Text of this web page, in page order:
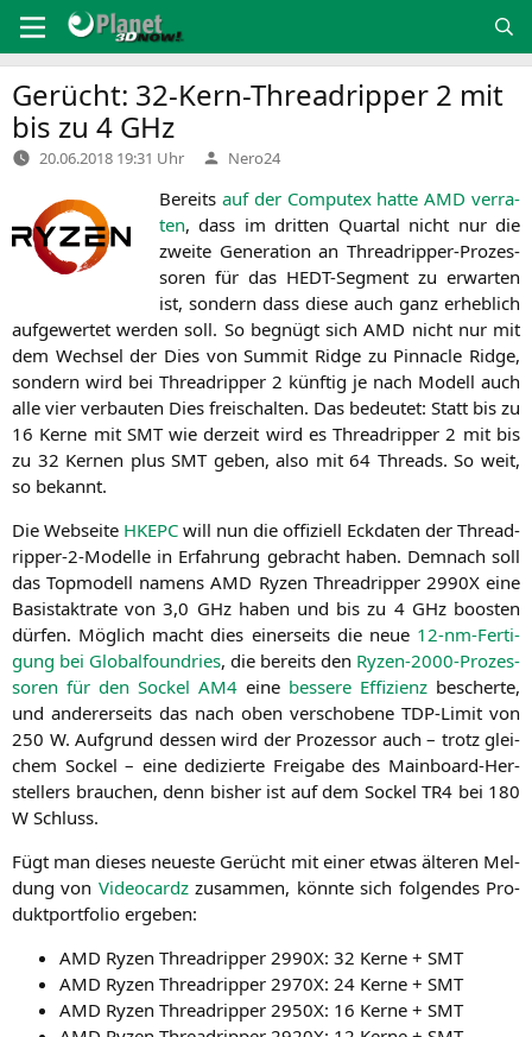
Inhalt
springen
Gerücht: 32-Kern-Threadripper 2 mit
bis zu 4 GHz
20.06.2018 19:31 Uhr Verfasst
von
Nero24
Bereits auf der Com­putex hat­teAMD ver­ra­
ten, dass im drit­ten Quar­tal nicht nur die
zwei­te Gene­ra­ti­on an Thre­ad­rip­per-Pro­zes­
so­ren für das HEDT-Seg­ment zu erwar­ten
ist, son­dern dass die­se auch ganz erheb­lich
auf­ge­wer­tet wer­den soll. So begnügt sichAMD nicht nur mit
dem Wech­sel der Dies von Sum­mit Ridge zu Pin­na­cle Ridge,
son­dern wird bei Thre­ad­rip­per 2 künf­tig je nach Modell auch
alle vier ver­bau­ten Dies frei­schal­ten. Das bedeu­tet: Statt bis zu
16 Ker­ne mit SMTwie der­zeit wird es Thre­ad­rip­per 2 mit bis
zu 32 Ker­nen plusSMTgeben, also mit 64 Threads. So weit,
so bekannt.
Die Web­sei­te HKEPC will nun die offi­zi­ell Eck­da­ten der Thre­ad­
rip­per-2-Model­le in Erfah­rung gebracht haben. Dem­nach soll
das Top­mo­dell namensAMD Ryzen Thre­ad­rip­per 2990Xeine
Basistakt­ra­te von 3,0 GHz haben und bis zu 4 GHz boos­ten
dür­fen. Mög­lich macht dies einer­seits die neue 12-nm-Fer­ti­
gung bei Glo­bal­found­ries, die bereits den Ryzen-2000-Pro­zes­
so­ren für den Sockel AM4 eine bes­se­re Effi­zi­enz bescher­te,
und ande­rer­seits das nach oben ver­scho­be­ne TDP-Limit von
250 W. Auf­grund des­sen wird der Pro­zes­sor auch – trotz glei­
chem Sockel – eine dedi­zier­te Frei­ga­be des Main­board-Her­
stel­lers brau­chen, denn bis­her ist auf dem Sockel TR4 bei 180
W Schluss.
Fügt man die­ses neu­es­te Gerücht mit einer etwas älte­ren Mel­
dung von Video­cardzzusam­men, könn­te sich fol­gen­des Pro­
dukt­port­fo­lio ergeben:
AMD Ryzen Thre­ad­rip­per 2990X: 32 Ker­ne + SMT
AMD Ryzen Thre­ad­rip­per 2970X: 24 Ker­ne + SMT
AMD Ryzen Thre­ad­rip­per 2950X: 16 Ker­ne + SMT